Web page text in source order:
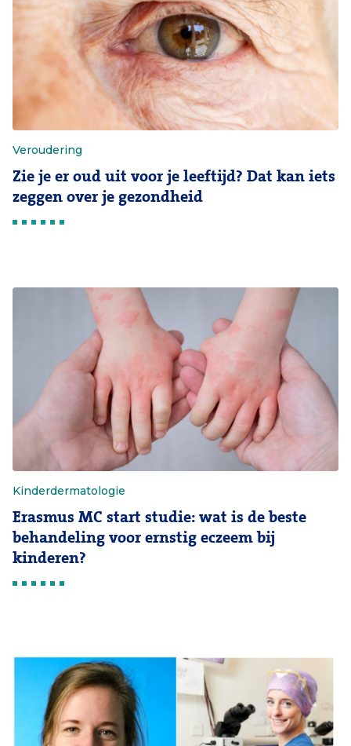
Veroudering
Zie je er oud uit voor je leeftijd? Dat kan iets
zeggen over je gezondheid
Kinderdermatologie
Erasmus MC start studie: wat is de beste
behandeling voor ernstig eczeem bij
kinderen?